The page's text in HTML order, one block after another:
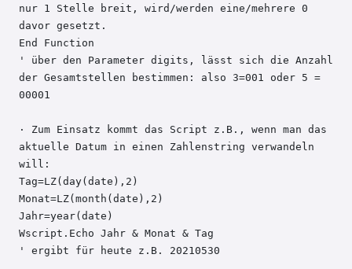
nur 1 Stelle breit, wird/werden eine/mehrere 0
davor gesetzt.
End Function
' über den Parameter digits, lässt sich die Anzahl
der Gesamtstellen bestimmen: also 3=001 oder 5 =
00001
· Zum Einsatz kommt das Script z.B., wenn man das
aktuelle Datum in einen Zahlenstring verwandeln
will:
Tag=LZ(day(date),2)
Monat=LZ(month(date),2)
Jahr=year(date)
Wscript.Echo Jahr & Monat & Tag
' ergibt für heute z.B. 20210530